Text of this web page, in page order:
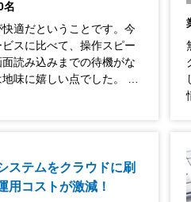
名
適だということです。今
スに比べて、操作スピー
読み込みまでの待機がな
味に嬉しい点でした。 …
ステムをクラウドに刷
用コストが激減！